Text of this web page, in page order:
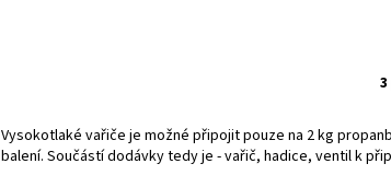
3
Vysokotlaké vařiče je možné připojit pouze na 2 kg
balení. Součástí dodávky tedy je - vařič, hadice, ventil k